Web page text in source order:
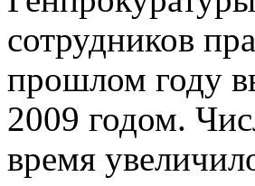
сотрудников
прошлом году
2009 годом.
время